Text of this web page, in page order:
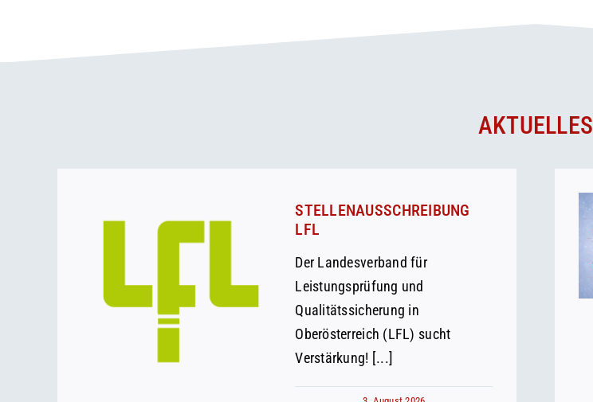
AKTUELLES
STELLENAUSSCHREIBUNG
LFL
Der Landesverband für
Leistungsprüfung und
Qualitätssicherung in
Oberösterreich (LFL) sucht
Verstärkung! [...]